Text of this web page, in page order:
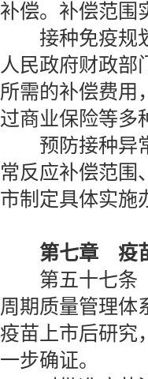
补偿。补偿范围
接种免疫规划
人民政府财政部
所需的补偿费用
过商业保险等多
预防接种异常
常反应补偿范围
市制定具体实施
第七章 疫
第五十七条
周期质量管理体
疫苗上市后研究
一步确证。